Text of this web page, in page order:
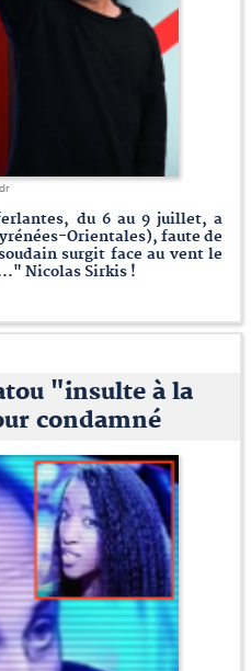
du 6 au 9 juillet, a
Orientales), faute de
surgit face au vent le
Nicolas Sirkis !
"insulte à la
condamné